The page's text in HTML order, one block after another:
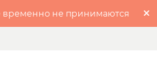
временно не принимаются